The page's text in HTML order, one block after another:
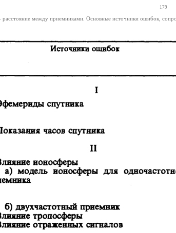
179
между приемниками. Основные источники ошибок,